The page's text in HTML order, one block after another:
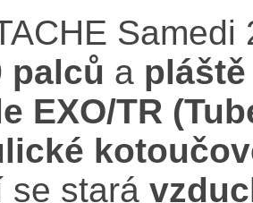
palců a
EXO/TR
se stará